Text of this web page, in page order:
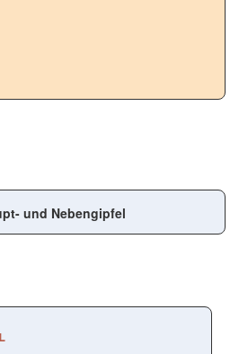
und Nebengipfel